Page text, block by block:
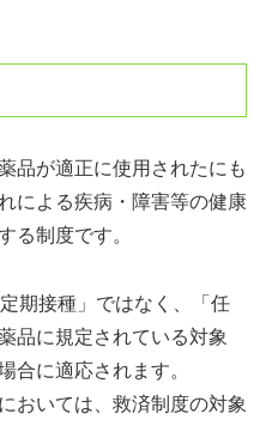
品が適正に使用されたにも
による疾病・障害等の健康
る制度です。
期接種」ではなく、「任
品に規定されている対象
合に適応されます。
おいては、救済制度の対象